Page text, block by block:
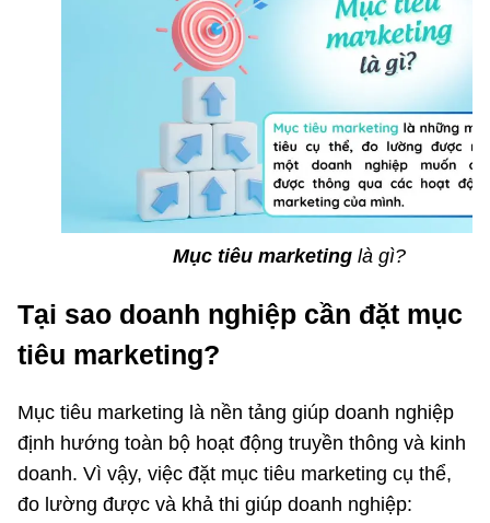
Mục tiêu marketinglà gì?
Tại sao doanh nghiệp cần đặt mục
tiêu marketing?
Mục tiêu marketing là nền tảng giúp doanh nghiệp
định hướng toàn bộ hoạt động truyền thông và kinh
doanh. Vì vậy, việc đặt mục tiêu marketing cụ thể,
đo lường được và khả thi giúp doanh nghiệp: